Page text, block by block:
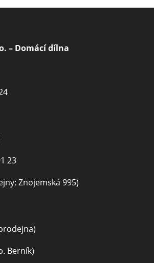
– Domácí dílna
23
Znojemská 995)
Berník)